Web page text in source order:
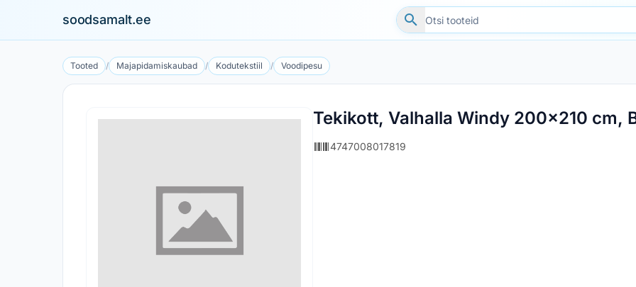
soodsamalt.ee
Tooted / Majapidamiskaubad / Kodutekstiil / Voodipesu
Tekikott, Valhalla Windy 200x210 cm,
4747008017819